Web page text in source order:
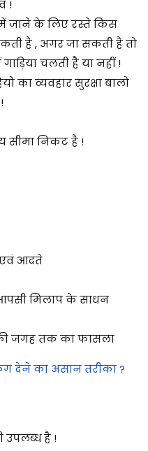
!
जाने के लिए रस्ते किस
है , अगर जा सकती है तो
चलती है या नहीं !
का व्यवहार सुरक्षा बालो
सीमा निकट है !
एवं आदते
मिलाप के साधन
की जगह तक का फासला
देने का असान तरीका ?
उपलब्ध है !